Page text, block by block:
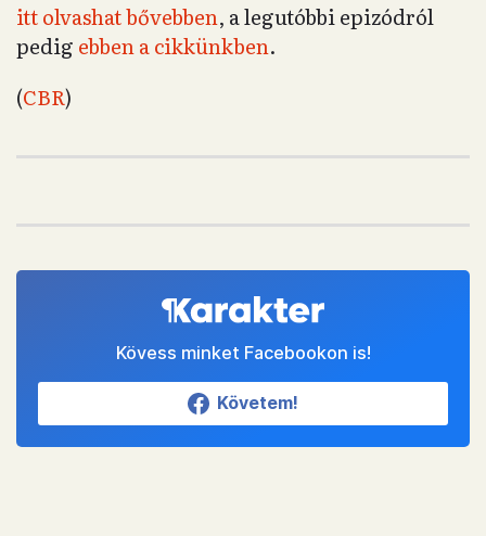
itt olvashat bővebben, a legutóbbi epizódról
pedig ebben a cikkünkben.
(CBR)
Kövess minket Facebookon is!
Követem!